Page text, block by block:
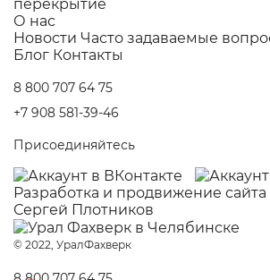
перекрытие
О нас
Новости Часто задаваемые
Блог Контакты
8 800 707 64 75
+7 908 581-39-46
Присоединяйтесь
Разработка и продвижение сайта
Сергей Плотников
© 2022, УралФахверк